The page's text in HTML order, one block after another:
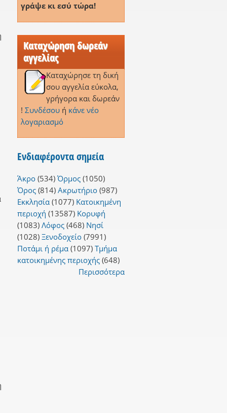
γράψε κι εσύ τώρα!
Καταχώρηση δωρεάν
αγγελίας
Καταχώρησε τη δική
σου αγγελία εύκολα,
γρήγορα και δωρεάν
! Συνδέσουή κάνε νέο
λογαριασμό
Ενδιαφέροντα σημεία
Άκρο(534) Όρμος(1050)
Όρος(814) Ακρωτήριο(987)
Εκκλησία(1077) Κατοικημένη
περιοχή (13587) Κορυφή
(1083) Λόφος(468) Νησί
(1028) Ξενοδοχείο(7991)
Ποτάμι ή ρέμα(1097) Τμήμα
κατοικημένης περιοχής(648)
Περισσότερα